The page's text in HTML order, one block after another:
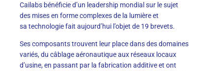
Cailabs bénéficie d’un leadership mondial sur le sujet
des mises en forme complexes de la lumière et
sa technologie fait aujourd’hui l’objet de 19 brevets.
Ses composants trouvent leur place dans des domaines
variés, du câblage aéronautique aux réseaux locaux
d’usine, en passant par la fabrication additive et ont